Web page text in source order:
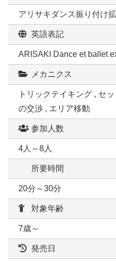
アリサキダンス振り付け
英語表記
ARISAKI Dance et ballet
メカニクス
トリックテイキング , セ
の交渉 , エリア移動
参加人数
4人～8人
所要時間
20分～30分
対象年齢
7歳～
発売日